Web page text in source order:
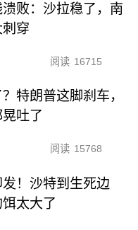
败：沙拉稳了，南
穿
阅读 16715
特朗普这脚刹车，
吐了
阅读 15768
！沙特到生死边
太大了